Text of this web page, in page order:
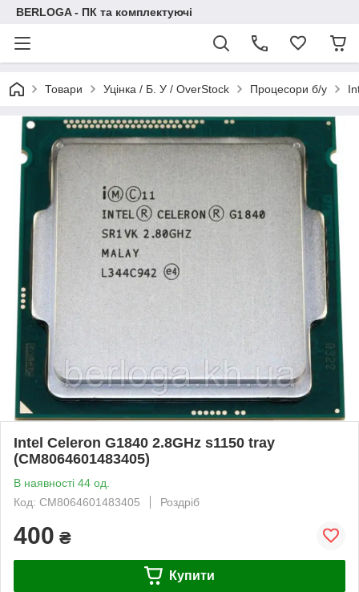
BERLOGA - ПК та комплектуючі
Товари Уцінка / Б. У / OverStock Процесори б/у
Intel Celeron G1840 2.8GHz s1150 tray
(CM8064601483405)
В наявності 44 од.
Код: CM8064601483405
Роздріб
400 ₴
Купити